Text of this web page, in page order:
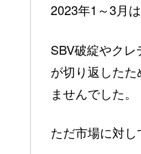
2023年1～3月は
SBV破綻やク
が切り返した
ませんでした。
ただ市場に対し